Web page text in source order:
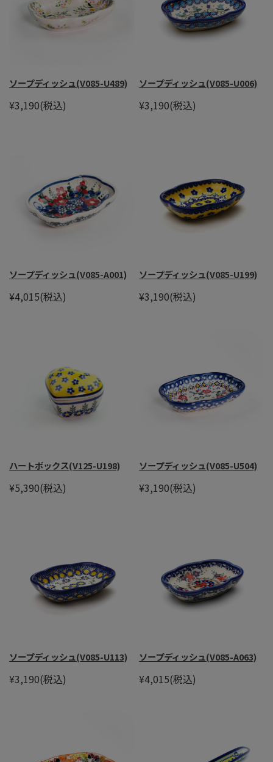
ソープディッシュ(V085-U489)
¥3,190(税込)
ソープディッシュ(V085-U006)
¥3,190(税込)
ソープディッシュ(V085-A001)
¥4,015(税込)
ソープディッシュ(V085-U199)
¥3,190(税込)
ハートボックス(V125-U198)
¥5,390(税込)
ソープディッシュ(V085-U504)
¥3,190(税込)
ソープディッシュ(V085-U113)
¥3,190(税込)
ソープディッシュ(V085-A063)
¥4,015(税込)